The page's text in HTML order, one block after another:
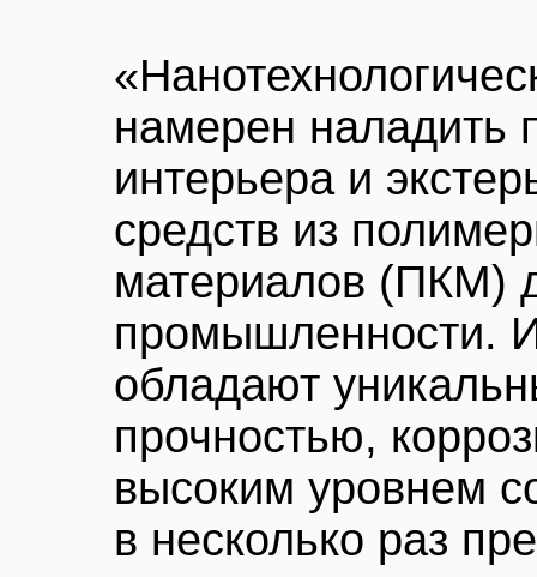
намерен наладить
интерьера и
средств из
материалов (ПКМ)
промышленности.
обладают
прочностью,
высоким уровнем
в несколько раз